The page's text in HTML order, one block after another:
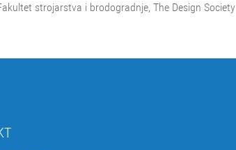
strojarstva i brodogradnje, The Design Society